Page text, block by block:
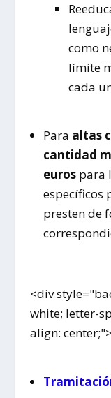
como
límite
cada
Para altas
cantidad
eurospara
específicos
presten de
<div
white; letter-
align: